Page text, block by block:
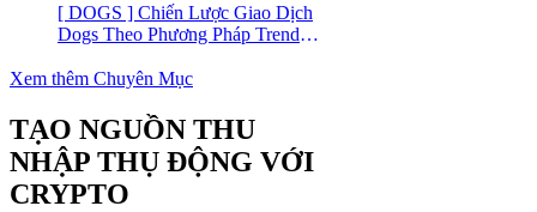
[ DOGS ] Chiến Lược Giao Dịch
Dogs Theo Phương Pháp Trend
Yết trên Binance
Xem thêm Chuyên Mục
TẠO NGUỒN THU
NHẬP THỤ ĐỘNG VỚI
CRYPTO